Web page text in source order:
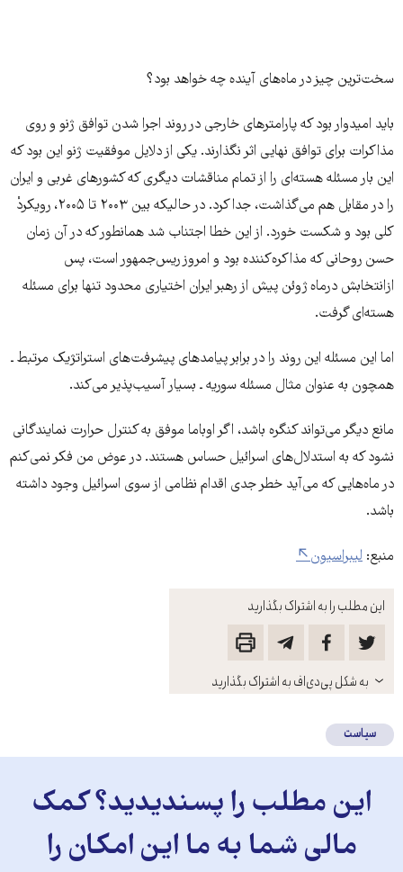
این مطلب را به اشتراک بگذارید
باز
کنید
به شکل پی‌دی‌اف به اشتراک بگذارید
سخت‌ترین چیز در ماه‌های آینده چه خواهد بود؟
باید امیدوار بود که پارامترهای خارجی در روند اجرا شدن توافق ژنو و روی
مذاکرات برای توافق نهایی اثر نگذارند. یکی از دلایل موفقیت ژنو این بود که
این بار مسئله هسته‌ای را از تمام مناقشات دیگری که کشورهای غربی و ایران
را در مقابل هم می‌گذاشت، جدا کرد. در حالیکه بین ۲۰۰۳ تا ۲۰۰۵، رویکردْ
کلی بود و شکست خورد. از این خطا اجتناب شد همانطور که در آن زمان
حسن روحانی که مذاکره‌کننده بود و امروز ریس‌جمهور است، پس
ازانتخابش درماه ژوئن پیش از رهبر ایران اختیاری محدود تنها برای مسئله
هسته‌ای گرفت.
اما این مسئله این روند را در برابر پیامدهای پیشرفت‌های استراتژیک مرتبط ـ
همچون به عنوان مثال مسئله سوریه ـ بسیار آسیب‌پذیر می‌کند.
مانع دیگر می‌تواند کنگره باشد، اگر اوباما موفق به کنترل حرارت نمایندگانی
نشود که به استدلال‌های اسرائیل حساس هستند. در عوض من فکر نمی‌کنم
در ماه‌هایی که می‌آید خطر جدی اقدام نظامی از سوی اسرائیل وجود داشته
باشد.
منبع: لیبراسیون
سیاست
این مطلب را پسندیدید؟ کمک
مالی شما به ما این امکان را